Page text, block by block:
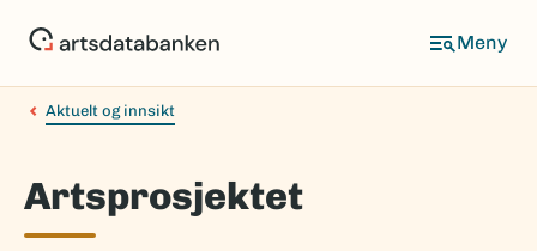
Aktuelt og innsikt
Artsprosjektet